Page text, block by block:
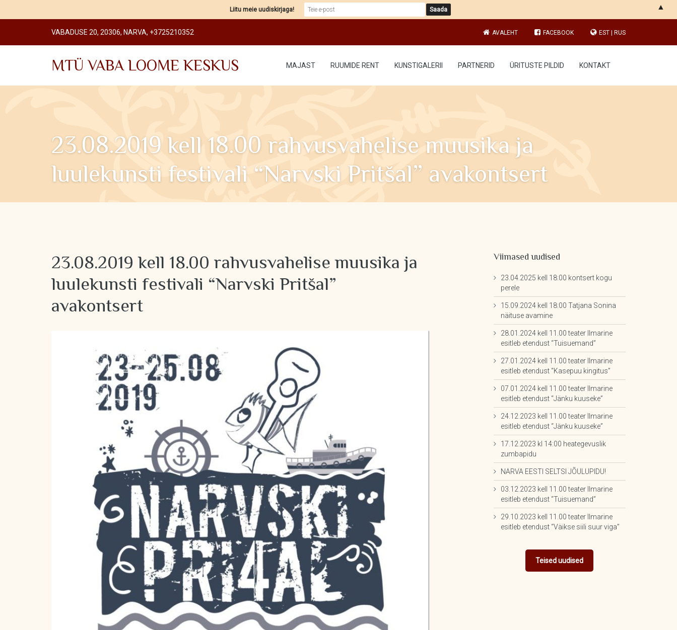
VABADUSE 20, 20306, NARVA, +3725210352 AVALEHT FACEBOOK EST RUS
MTÜ VABA LOOME KESKUS MAJAST RUUMIDE RENT KUNSTIGALERII PARTNERID ÜRITUSTE PILDID KONTAKT
23.08.2019 kell 18.00 rahvusvahelise muusika ja
luulekunsti festivali “Narvski Pritšal” avakontsert
23.08.2019 kell 18.00 rahvusvahelise muusika ja
luulekunsti festivali “Narvski Pritšal”
avakontsert
Viimased uudised
23.04.2025 kell 18:00 kontsert kogu
perele
15.09.2024 kell 18:00 Tatjana Sonina
näituse avamine
28.01.2024 kell 11.00 teater Ilmarine
esitleb etendust “Tuisuemand”
27.01.2024 kell 11.00 teater Ilmarine
esitleb etendust “Kasepuu kingitus”
07.01.2024 kell 11.00 teater Ilmarine
esitleb etendust “Jänku kuuseke”
24.12.2023 kell 11.00 teater Ilmarine
esitleb etendust “Jänku kuuseke”
17.12.2023 kl 14:00 heategevuslik
zumbapidu
NARVA EESTI SELTSI JÕULUPIDU!
03.12.2023 kell 11.00 teater Ilmarine
esitleb etendust “Tuisuemand”
29.10.2023 kell 11.00 teater Ilmarine
esitleb etendust “Väikse siili suur viga”
Teised uudised
Liitu meie uudiskirjaga! ▲